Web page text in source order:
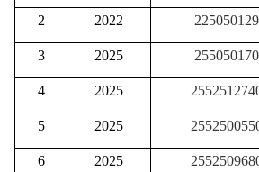
2 2022 225050129
3 2025 255050170
4 2025
5 2025
6 2025